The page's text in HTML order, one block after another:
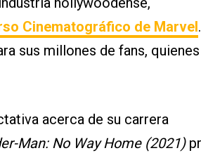
Cinematográfico de Marvel
sus millones de fans, quienes
acerca de su carrera
Man: No Way Home (2021)